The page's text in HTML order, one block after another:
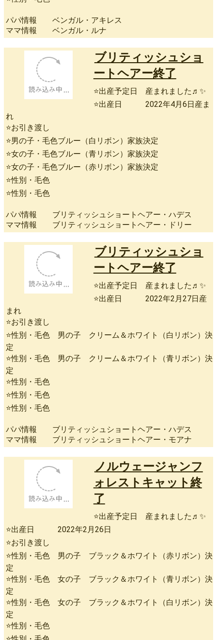
パパ情報 ベンガル・アキレス
ママ情報 ベンガル・ルナ
ブリティッシュショ
ートヘアー終了
⭐出産予定日 産まれました♬✨
⭐出産日 2022年4月6日産ま
れ
⭐お引き渡し
⭐男の子・毛色ブルー（白リボン）家族決定
⭐女の子・毛色ブルー（青リボン）家族決定
⭐女の子・毛色ブルー（赤リボン）家族決定
⭐性別・毛色
⭐性別・毛色
パパ情報 ブリティッシュショートヘアー・ハデス
ママ情報 ブリティッシュショートヘアー・ドリー
ブリティッシュショ
ートヘアー終了
⭐出産予定日 産まれました♬✨
⭐出産日 2022年2月27日産
まれ
⭐お引き渡し
⭐性別・毛色 男の子 クリーム＆ホワイト（白リボン）決
定
⭐性別・毛色 男の子 クリーム＆ホワイト（青リボン）決
定
⭐性別・毛色
⭐性別・毛色
⭐性別・毛色
パパ情報 ブリティッシュショートヘアー・ハデス
ママ情報 ブリティッシュショートヘアー・モアナ
ノルウェージャンフ
ォレストキャット終
了
⭐出産予定日 産まれました♬✨
⭐出産日 2022年2月26日
⭐お引き渡し
⭐性別・毛色 男の子 ブラック＆ホワイト（赤リボン）決
定
⭐性別・毛色 女の子 ブラック＆ホワイト（青リボン）決
定
⭐性別・毛色 女の子 ブラック＆ホワイト（白リボン）決
定
⭐性別・毛色